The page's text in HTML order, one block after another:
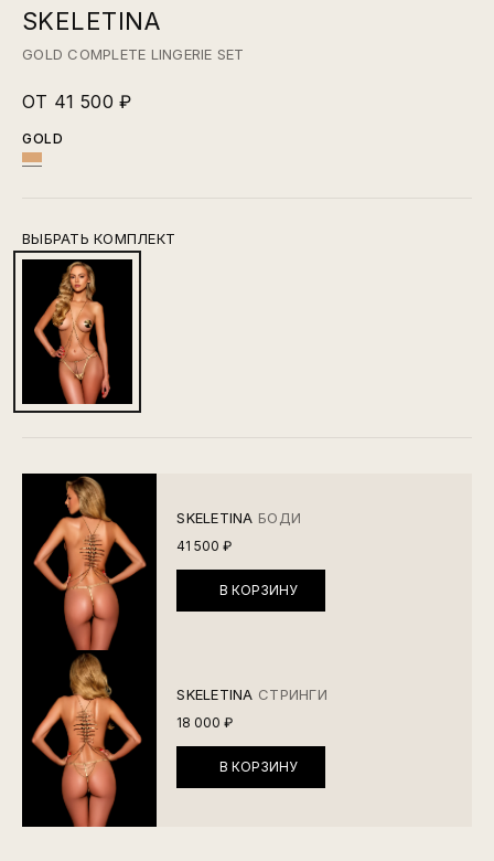
SKELETINA
GOLD COMPLETE LINGERIE SET
ОТ 41 500 ₽
GOLD
ВЫБРАТЬ КОМПЛЕКТ
SKELETINA БОДИ
41 500 ₽
В КОРЗИНУ
SKELETINA СТРИНГИ
18 000 ₽
В КОРЗИНУ